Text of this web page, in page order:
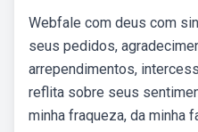
Webfale com deus com
seus pedidos,
arrependimentos,
reflita sobre seus
minha fraqueza, da minha